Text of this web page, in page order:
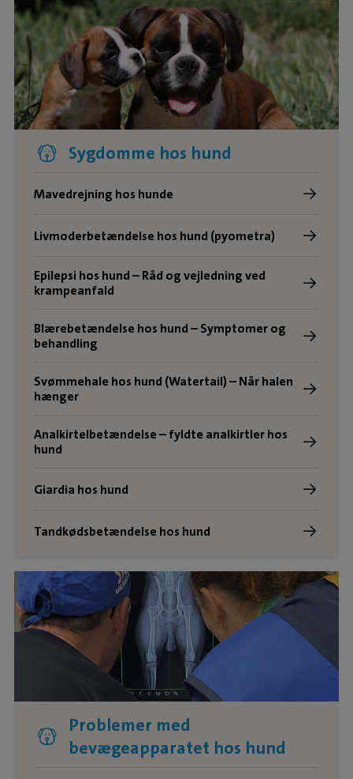
Sygdomme hos hund
Mavedrejning hos hunde
Livmoderbetændelse hos hund (pyometra)
Epilepsi hos hund – Råd og vejledning ved
krampeanfald
Blærebetændelse hos hund – Symptomer og
behandling
Svømmehale hos hund (Watertail) – Når halen
hænger
Analkirtelbetændelse – fyldte analkirtler hos
hund
Giardia hos hund
Tandkødsbetændelse hos hund
Problemer med
bevægeapparatet hos hund